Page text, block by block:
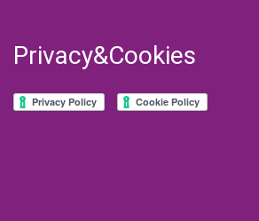
Privacy&Cookies